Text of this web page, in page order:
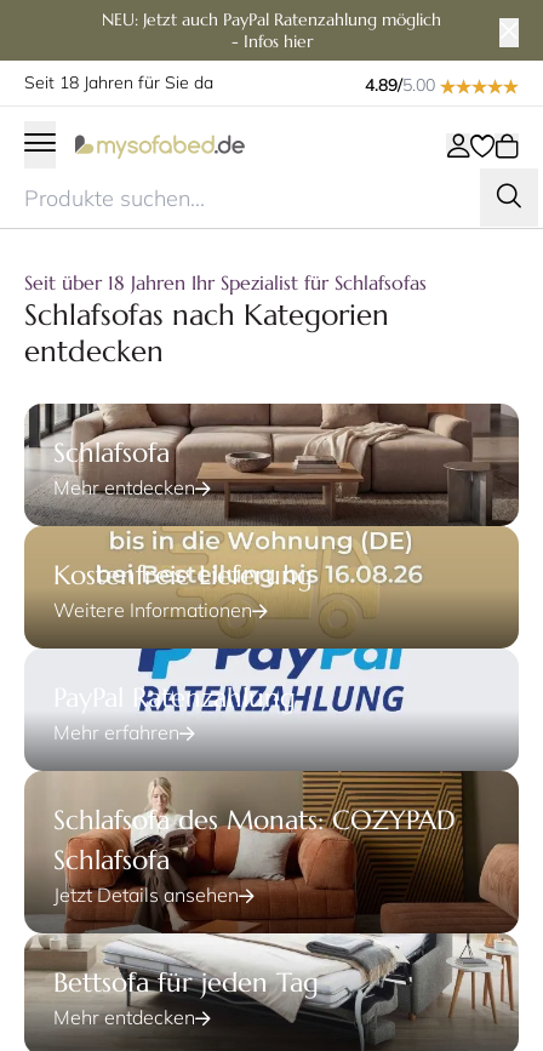
NEU: Jetzt auch PayPal Ratenzahlung möglich
- Infos hier
Seit 18 Jahren für Sie da
4.89/5.00
Seit über 18 Jahren Ihr Spezialist für Schlafsofas
Schlafsofas nach Kategorien
entdecken
PayPal Ratenzahlung
Mehr erfahren
Kostenfreie Lieferung
Weitere Informationen
Schlafsofa
Mehr entdecken
Schlafsofa des Monats: COZYPAD
Schlafsofa
Jetzt Details ansehen
Bettsofa für jeden Tag
Mehr entdecken